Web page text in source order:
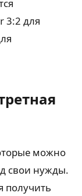
3:2 для
можно
свои нужды.
получить